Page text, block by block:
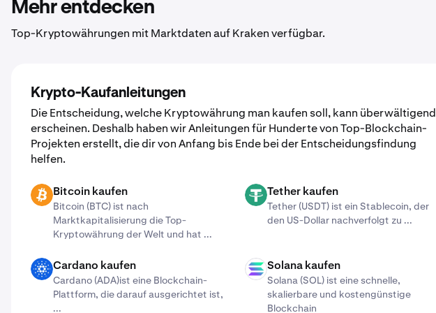
Mehr entdecken
Top-Kryptowährungen mit Marktdaten auf Kraken verfügbar.
Krypto-Kaufanleitungen
Die Entscheidung, welche Kryptowährung man kaufen soll, kann überwältigend
erscheinen. Deshalb haben wir Anleitungen für Hunderte von Top-Blockchain-
Projekten erstellt, die dir von Anfang bis Ende bei der Entscheidungsfindung
helfen.
BTC Bitcoin kaufen
Bitcoin (BTC) ist nach
Marktkapitalisierung die Top-
Kryptowährung der Welt und hat ...
USDT Tether kaufen
Tether (USDT) ist ein Stablecoin, der
den US-Dollar nachverfolgt zu ...
ADA Cardano kaufen
Cardano (ADA)​ist eine Blockchain-
Plattform, die darauf ausgerichtet ist,
...
SOL Solana kaufen
Solana (SOL) ist eine schnelle,
skalierbare und kostengünstige
Blockchain